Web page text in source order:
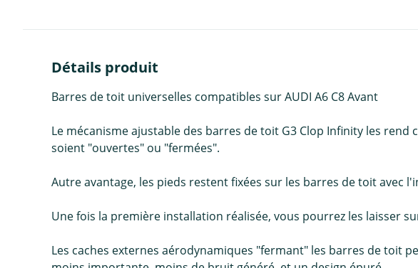
Détails produit
Barres de toit universelles compatibles sur AUDI A6 C8 Avant
Le mécanisme ajustable des barres de toit G3 Clop Infinity les
soient "ouvertes" ou "fermées".
Autre avantage, les pieds restent fixées sur les barres de toit avec
Une fois la première installation réalisée, vous pourrez les laisser
Les caches externes aérodynamiques "fermant" les barres de